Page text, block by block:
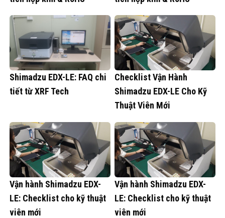
Shimadzu EDX-LE: FAQ chi
tiết từ XRF Tech
Checklist Vận Hành
Shimadzu EDX-LE Cho Kỹ
Thuật Viên Mới
Vận hành Shimadzu EDX-
LE: Checklist cho kỹ thuật
viên mới
Vận hành Shimadzu EDX-
LE: Checklist cho kỹ thuật
viên mới